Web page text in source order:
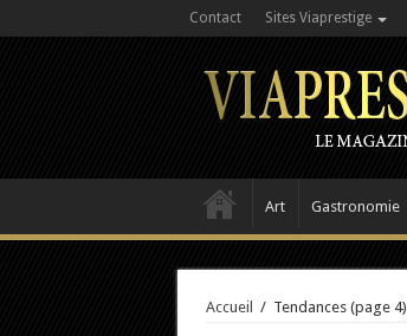
Contact Sites Viaprestige
Art Gastronomie
Accueil / Tendances(page 4)